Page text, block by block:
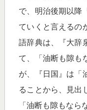
で、明治後期以降
ていくと言えるの
語辞典は、『大辞
て、「油断も隙も
が、『日国』は「
ることから、見出
「油断も隙もなら